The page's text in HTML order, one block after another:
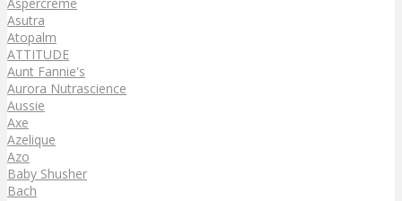
Asutra
Atopalm
ATTITUDE
Aunt Fannie's
Aurora Nutrascience
Aussie
Axe
Azelique
Azo
Baby Shusher
Bach